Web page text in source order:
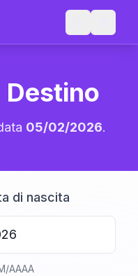
05/02/2026.
di nascita
AAAA